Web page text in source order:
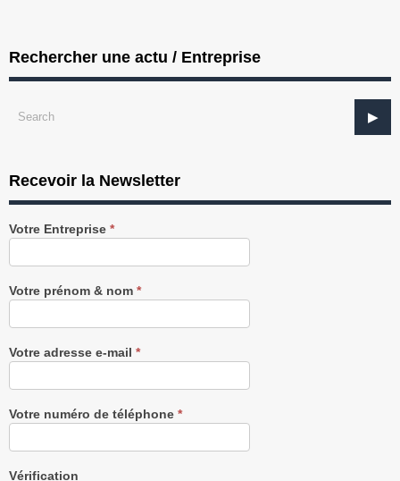
Rechercher une actu / Entreprise
Recevoir la Newsletter
Recevez
notre
gratuitement
Votre Entreprise *
Votre prénom & nom *
Votre adresse e-mail *
Votre numéro de téléphone *
Vérification